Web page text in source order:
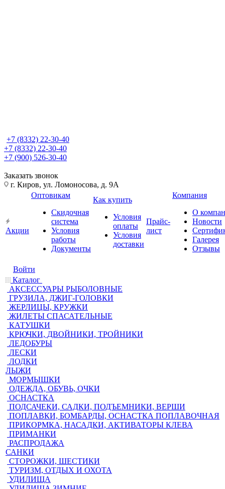
+7 (8332) 22-30-40
+7 (8332) 22-30-40
+7 (900) 526-30-40
Заказать звонок
г. Киров, ул. Ломоносова, д. 9А
Акции
Оптовикам
Скидочная
система
Условия
работы
Документы
Как купить
Условия
оплаты
Условия
доставки
Прайс-
лист
Компания
О
Новости
Галерея
Отзывы
Войти
Каталог
АКСЕССУАРЫ РЫБОЛОВНЫЕ
ГРУЗИЛА, ДЖИГ-ГОЛОВКИ
ЖЕРЛИЦЫ, КРУЖКИ
ЖИЛЕТЫ СПАСАТЕЛЬНЫЕ
КАТУШКИ
КРЮЧКИ, ДВОЙНИКИ, ТРОЙНИКИ
ЛЕДОБУРЫ
ЛЕСКИ
ЛОДКИ
ЛЫЖИ
МОРМЫШКИ
ОДЕЖДА, ОБУВЬ, ОЧКИ
ОСНАСТКА
ПОДСАЧЕКИ, САДКИ, ПОДЪЕМНИКИ, ВЕРШИ
ПОПЛАВКИ, БОМБАРДЫ, ОСНАСТКА ПОПЛАВОЧНАЯ
ПРИКОРМКА, НАСАДКИ, АКТИВАТОРЫ КЛЕВА
ПРИМАНКИ
РАСПРОДАЖА
САНКИ
СТОРОЖКИ, ШЕСТИКИ
ТУРИЗМ, ОТДЫХ И ОХОТА
УДИЛИЩА